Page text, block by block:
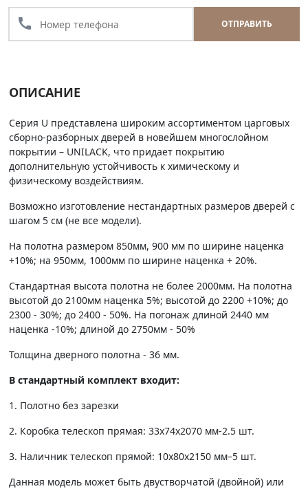
call ОТПРАВИТЬ
ОПИСАНИЕ
Серия U представлена широким ассортиментом царговых
сборно-разборных дверей в новейшем многослойном
покрытии – UNILACK, что придает покрытию
дополнительную устойчивость к химическому и
физическому воздействиям.
Возможно изготовление нестандартных размеров дверей с
шагом 5 см (не все модели).
На полотна размером 850мм, 900 мм по ширине наценка
+10%; на 950мм, 1000мм по ширине наценка + 20%.
Стандартная высота полотна не более 2000мм. На полотна
высотой до 2100мм наценка 5%; высотой до 2200 +10%; до
2300 - 30%; до 2400 - 50%. На погонаж длиной 2440 мм
наценка -10%; длиной до 2750мм - 50%
Толщина дверного полотна - 36 мм.
В стандартный комплект входит:
1. Полотно без зарезки
2. Коробка телескоп прямая: 33х74х2070 мм-2.5 шт.
3. Наличник телескоп прямой: 10х80х2150 мм–5 шт.
Данная модель может быть двустворчатой (двойной) или